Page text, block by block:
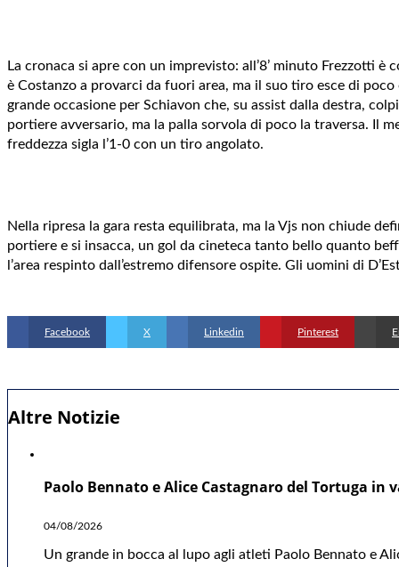
Altre Notizie
Paolo Bennato e Alice Castagnaro del Tortuga
04/08/2026
Un grande in bocca al lupo agli atleti Paolo Bennato e
La cronaca si apre con un imprevisto: all’8’ minuto Frezzotti
è Costanzo a provarci da fuori area, ma il suo tiro esce di
grande occasione per Schiavon che, su assist dalla destra,
portiere avversario, ma la palla sorvola di poco la traversa. Il
freddezza sigla l’1-0 con un tiro angolato.
Nella ripresa la gara resta equilibrata, ma la Vjs non chiude
portiere e si insacca, un gol da cineteca tanto bello quanto
l’area respinto dall’estremo difensore ospite. Gli uomini di
Facebook X Linkedin Pinterest